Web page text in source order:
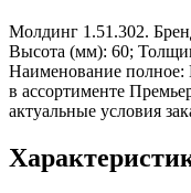
Молдинг 1.51.302.
Высота (мм): 60;
Наименование полное:
в ассортименте
актуальные условия